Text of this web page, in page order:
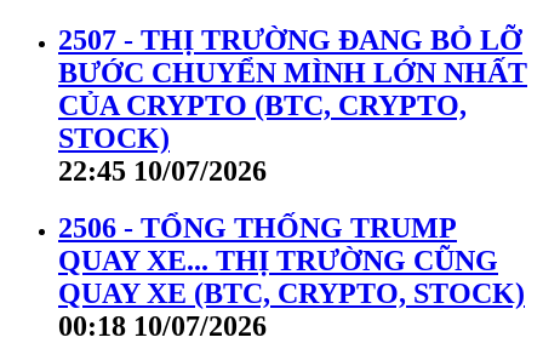
2507 - THỊ TRƯỜNG ĐANG BỎ LỠ
BƯỚC CHUYỂN MÌNH LỚN NHẤT
CỦA CRYPTO (BTC, CRYPTO,
STOCK)
22:45 10/07/2026
2506 - TỔNG THỐNG TRUMP
QUAY XE... THỊ TRƯỜNG CŨNG
QUAY XE (BTC, CRYPTO, STOCK)
00:18 10/07/2026